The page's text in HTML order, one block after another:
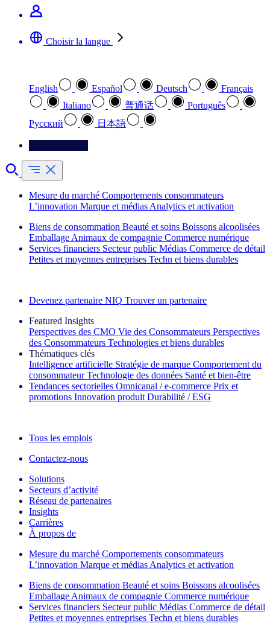
Choisir la langue
English Español Deutsch
Français
Italiano
普通话
Português
Pусский
日本語
Mesure du marché Comportements consommateurs
L’innovation Marque et médias Analytics et activation
Biens de consommation Beauté et soins Boissons alcoolisées
Emballage Animaux de compagnie Commerce numérique
Services financiers Secteur public Médias Commerce de détail
Petites et moyennes entreprises Techn et biens durables
Devenez partenaire NIQ Trouver un partenaire
Featured Insights
Perspectives des CMO Vie des Consommateurs Perspectives
des Consommateurs Technologies et biens durables
Thématiques clés
Intelligence artificielle Stratégie de marque Comportement du
consommateur Technologie des données Santé et bien‑être
Tendances sectorielles Omnicanal / e‑commerce Prix et
promotions Innovation produit Durabilité / ESG
Tous les emplois
Contactez-nous
Solutions
Secteurs d’activité
Réseau de partenaires
Insights
Carrières
À propos de
Mesure du marché Comportements consommateurs
L’innovation Marque et médias Analytics et activation
Biens de consommation Beauté et soins Boissons alcoolisées
Emballage Animaux de compagnie Commerce numérique
Services financiers Secteur public Médias Commerce de détail
Petites et moyennes entreprises Techn et biens durables